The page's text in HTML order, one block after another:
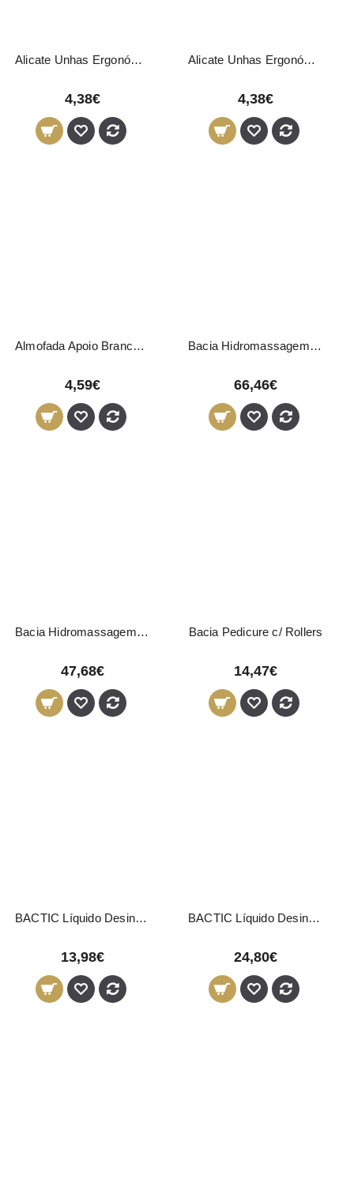
Alicate Unhas Ergonómico LOY Azul 10cm
4,38€
Alicate Unhas Ergonómico LOY Rosa 10cm
4,38€
Almofada Apoio Branco 04969 Pollié
4,59€
Bacia Hidromassagem Pés Medisana
66,46€
Bacia Hidromassagem SPA Medisana
47,68€
Bacia Pedicure c/ Rollers
14,47€
BACTIC Líquido Desinfectante Concentrado Bactericida e Fungicida 2L
13,98€
BACTIC Líquido Desinfectante Concentrado Bactericida e Fungicida 5L
24,80€